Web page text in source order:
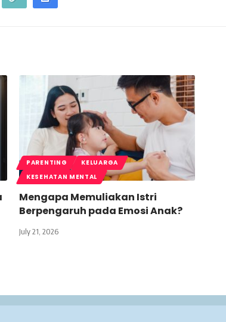
PARENTING
KELUARGA
KESEHATAN MENTAL
Mengapa Memuliakan Istri
Berpengaruh pada Emosi Anak?
July 21, 2026